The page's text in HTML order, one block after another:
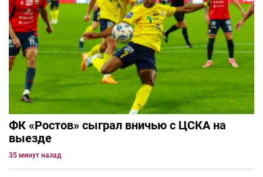
ФК «Ростов» сыграл вничью с ЦСКА на
выезде
35 минут назад